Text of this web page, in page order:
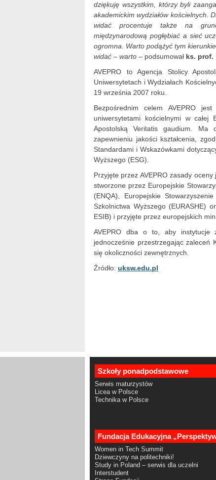
dziękuję wszystkim, którzy byli
akademickim wydziałów kościelnych.
widać procentuje także na
międzynarodową pogłębiać a sieć
ogromna. Warto podążyć tym
widać – warto – podsumował ks. prof.
AVEPRO to Agencja Stolicy
Uniwersytetach i Wydziałach
19 września 2007 roku.
Bezpośrednim celem AVEPRO
uniwersytetami kościelnymi w
Apostolską Veritatis gaudium. Ma
zapewnieniu jakości kształcenia,
Standardami i Wskazówkami
Wyższego (ESG).
Przyjęte przez AVEPRO zasady
stworzone przez Europejskie
(ENQA), Europejskie
Szkolnictwa Wyższego (EURASHE)
ESIB) i przyjęte przez europejskich
AVEPRO dba o to, aby instytucje z
jednocześnie przestrzegając zaleceń
się okoliczności zewnętrznych.
Źródło: uksw.edu.pl
Szkoły ponadpodstawowe
Serwis maturzystów
Licea w Polsce
Technika w Polsce
Fundacja Edukacyjna
Women in Tech Summit
Dziewczyny na politechniki!
Study in Poland – serwis dla uczelni
Interstudent